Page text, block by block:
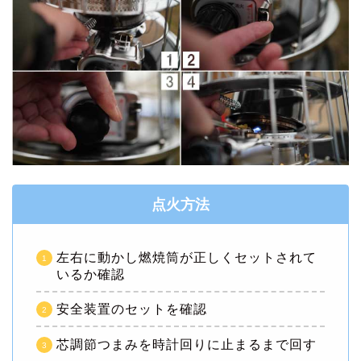
点火方法
左右に動かし燃焼筒が正しくセットされて
いるか確認
安全装置のセットを確認
芯調節つまみを時計回りに止まるまで回す